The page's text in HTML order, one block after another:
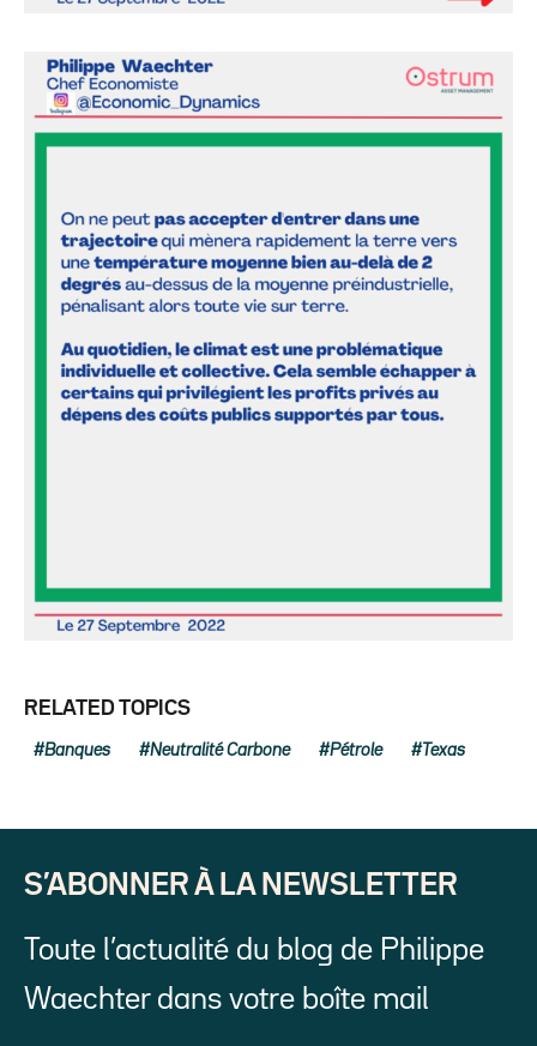
RELATED TOPICS
Banques Neutralité Carbone Pétrole Texas
S’ABONNER À LA NEWSLETTER
Toute l’actualité du blog de Philippe
Waechter dans votre boîte mail